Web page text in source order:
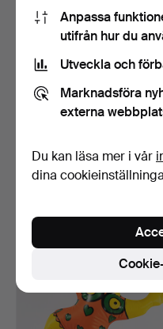
modeller och skisser,…
Klubbades 14 jul 2026
Anpassa
utifrån hur du
Utveckla och
Marknadsföra
externa
Du kan läsa mer i vår
dina